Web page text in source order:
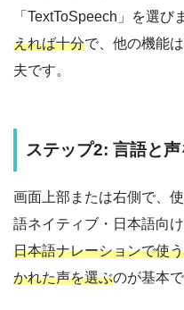
「TextToSpeech」を選び
えれば十分で、他の機能
夫です。
ステップ2: 言語と
画面上部または右側で、
語ネイティブ・日本語向
日本語ナレーションで使
かれた声を選ぶのが基本で